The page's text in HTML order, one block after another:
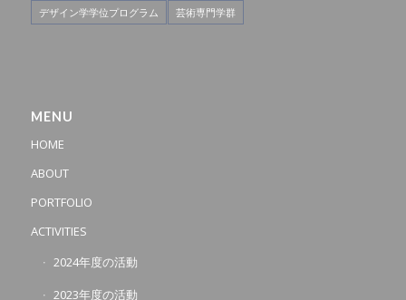
デザイン学学位プログラム
芸術専門学群
MENU
HOME
ABOUT
PORTFOLIO
ACTIVITIES
2024年度の活動
2023年度の活動